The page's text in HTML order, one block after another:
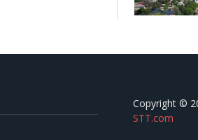
Copyright ©
STT.com